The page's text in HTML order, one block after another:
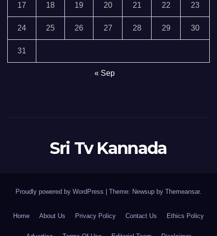
17 18 19 20 21 22 23
24 25 26 27 28 29 30
31
« Sep
Sri Tv Kannada
Proudly powered by WordPress Theme: Newsup by Themeansar.
Home About Us Privacy Policy Contact Us Ethics Policy